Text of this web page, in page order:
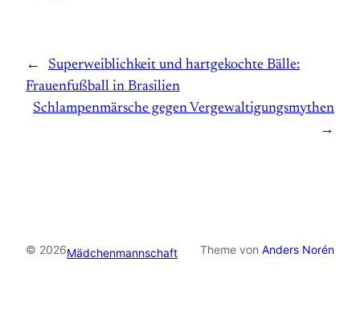
←
Superweiblichkeit und hartgekochte Bälle:
Frauenfußball in Brasilien
Schlampenmärsche gegen Vergewaltigungsmythen
→
© 2026Mädchenmannschaft Theme von Anders Norén